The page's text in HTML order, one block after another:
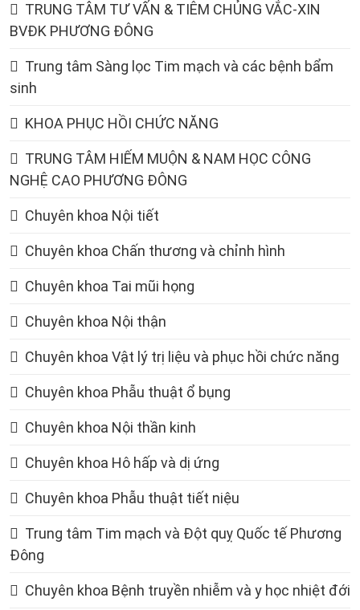
TRUNG TÂM TƯ VẤN & TIÊM CHỦNG VẮC-XIN
BVĐK PHƯƠNG ĐÔNG
Trung tâm Sàng lọc Tim mạch và các bệnh bẩm
sinh
KHOA PHỤC HỒI CHỨC NĂNG
TRUNG TÂM HIẾM MUỘN & NAM HỌC CÔNG
NGHỆ CAO PHƯƠNG ĐÔNG
Chuyên khoa Nội tiết
Chuyên khoa Chấn thương và chỉnh hình
Chuyên khoa Tai mũi họng
Chuyên khoa Nội thận
Chuyên khoa Vật lý trị liệu và phục hồi chức năng
Chuyên khoa Phẫu thuật ổ bụng
Chuyên khoa Nội thần kinh
Chuyên khoa Hô hấp và dị ứng
Chuyên khoa Phẫu thuật tiết niệu
Trung tâm Tim mạch và Đột quỵ Quốc tế Phương
Đông
Chuyên khoa Bệnh truyền nhiễm và y học nhiệt đới